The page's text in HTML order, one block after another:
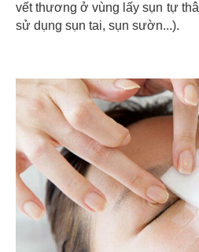
vết thương ở vùng lấy sụn tự
sử dụng sụn tai, sụn sườn...).